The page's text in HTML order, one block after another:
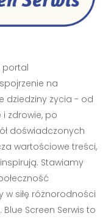
portal
na
dziedziny życia - od
i zdrowie, po
doświadczonych
wartościowe treści,
Stawiamy
siłę różnorodności
Screen Serwis to